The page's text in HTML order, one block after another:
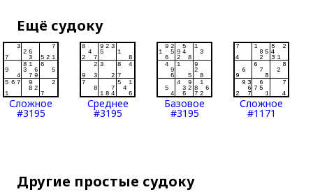
Ещё судоку
Сложное
#3195
Среднее
#3195
Базовое
#3195
Сложное
#1171
Другие простые судоку